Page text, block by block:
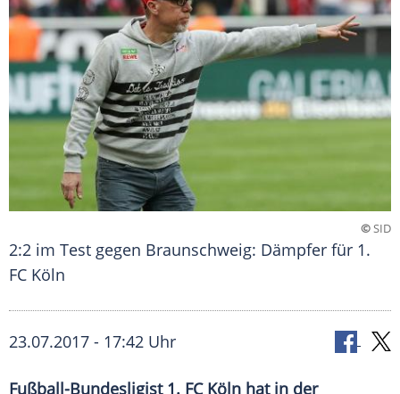
©SID
2:2 im Test gegen Braunschweig: Dämpfer für 1.
FC Köln
23.07.2017 - 17:42 Uhr
Fußball-Bundesligist 1. FC Köln hat in der